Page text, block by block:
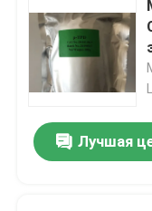
Особенные
Лучшая